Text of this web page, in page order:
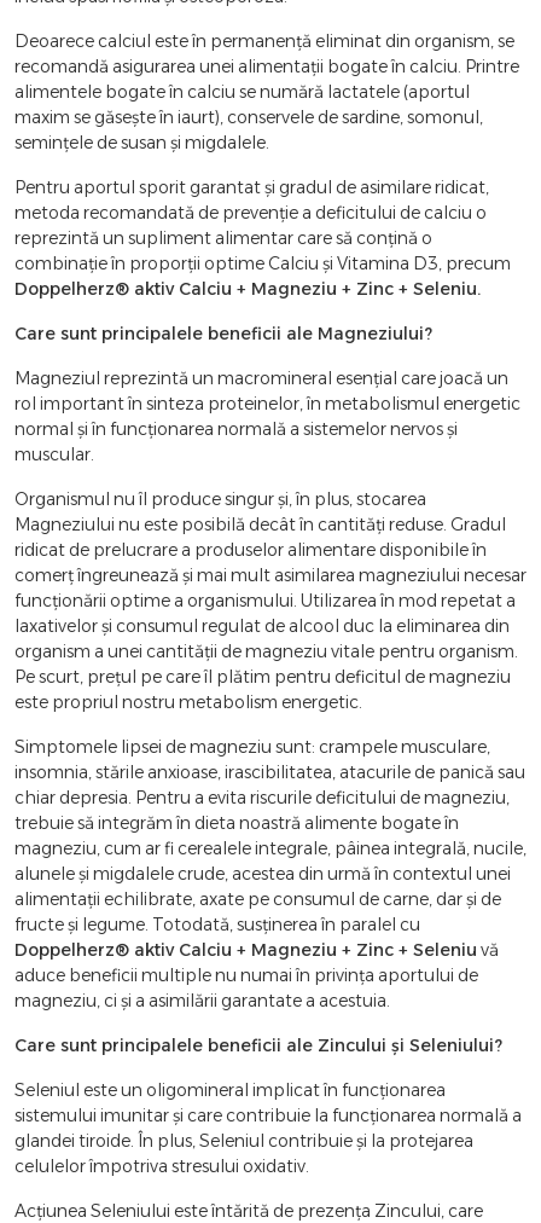
Deoarece calciul este în permanență eliminat din organism, se
recomandă asigurarea unei alimentații bogate în calciu. Printre
alimentele bogate în calciu se numără lactatele (aportul
maxim se găsește în iaurt), conservele de sardine, somonul,
semințele de susan și migdalele.
Pentru aportul sporit garantat și gradul de asimilare ridicat,
metoda recomandată de prevenție a deficitului de calciu o
reprezintă un supliment alimentar care să conțină o
combinație în proporții optime Calciu și Vitamina D3, precum
Doppelherz® aktiv Calciu + Magneziu + Zinc + Seleniu.
Care sunt principalele beneficii ale Magneziului?
Magneziul reprezintă un macromineral esențial care joacă un
rol important în sinteza proteinelor, în metabolismul energetic
normal și în funcționarea normală a sistemelor nervos și
muscular.
Organismul nu îl produce singur și, în plus, stocarea
Magneziului nu este posibilă decât în cantităţi reduse. Gradul
ridicat de prelucrare a produselor alimentare disponibile în
comerţ îngreunează şi mai mult asimilarea magneziului necesar
funcţionării optime a organismului. Utilizarea în mod repetat a
laxativelor şi consumul regulat de alcool duc la eliminarea din
organism a unei cantităţii de magneziu vitale pentru organism.
Pe scurt, preţul pe care îl plătim pentru deficitul de magneziu
este propriul nostru metabolism energetic.
Simptomele lipsei de magneziu sunt: crampele musculare,
insomnia, stările anxioase, irascibilitatea, atacurile de panică sau
chiar depresia. Pentru a evita riscurile deficitului de magneziu,
trebuie să integrăm în dieta noastră alimente bogate în
magneziu, cum ar fi cerealele integrale, pâinea integrală, nucile,
alunele şi migdalele crude, acestea din urmă în contextul unei
alimentaţii echilibrate, axate pe consumul de carne, dar şi de
fructe şi legume. Totodată, susţinerea în paralel cu
Doppelherz® aktiv Calciu + Magneziu + Zinc + Seleniu vă
aduce beneficii multiple nu numai în privinţa aportului de
magneziu, ci şi a asimilării garantate a acestuia.
Care sunt principalele beneficii ale Zincului şi Seleniului?
Seleniul este un oligomineral implicat în funcţionarea
sistemului imunitar şi care contribuie la funcţionarea normală a
glandei tiroide. În plus, Seleniul contribuie şi la protejarea
celulelor împotriva stresului oxidativ.
Acţiunea Seleniului este întărită de prezenţa Zincului, care